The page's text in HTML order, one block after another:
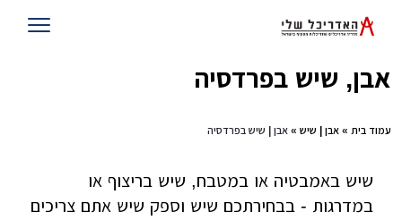
אבן, שיש בפרדסיה
עמוד בית » אבן | שיש » אבן | שיש בפרדסיה
שיש באמבטיה או במטבח, שיש בריצוף או
במדרגות - בבחירתכם שיש וספק שיש אתם צריכים